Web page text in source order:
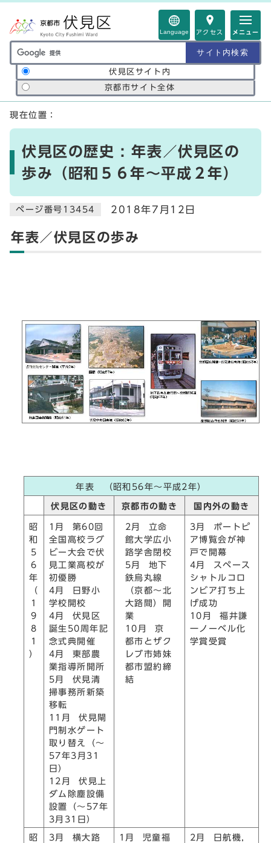
Language アクセス メニュー
サイト内検索の範囲
伏見区サイト内
京都市サイト全体
ここから本文です
現在位置：
伏見区の歴史 : 年表／伏見区の
歩み（昭和５６年～平成２年）
ページ番号13454 2018年7月12日
年表／伏見区の歩み
年表 （昭和56年～平成2年）
伏見区の動き 京都市の動き 国内外の動き
昭
和
5
6
年
（
1
9
8
1
）
1月 第60回
全国高校ラグ
ビー大会で伏
見工業高校が
初優勝
4月 日野小
学校開校
4月 伏見区
誕生50周年記
念式典開催
4月 東部農
業指導所開所
5月 伏見清
掃事務所新築
移転
11月 伏見閘
門制水ゲート
取り替え（～
57年3月31
日）
12月 伏見上
ダム除塵設備
設置（～57年
3月31日）
2月 立命
館大学広小
路学舎閉校
5月 地下
鉄烏丸線
（京都～北
大路間）開
業
10月 京
都市とザク
レブ市姉妹
都市盟約締
結
3月 ポートピ
ア博覧会が神
戸で開幕
4月 スペース
シャトルコロ
ンビア打ち上
げ成功
10月 福井謙
一ノーベル化
学賞受賞
昭
3月 横大路
1月 児童福
2月 日航機，